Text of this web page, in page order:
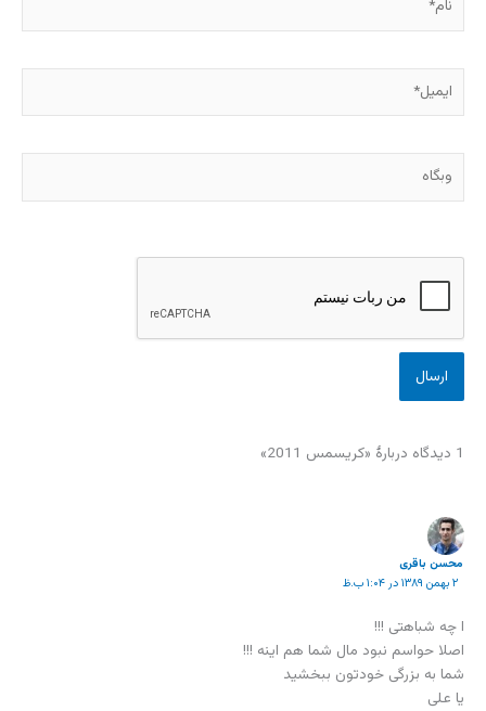
وبگاه
1 دیدگاه دربارهٔ «کریسمس 2011»
محسن باقری
۲ بهمن ۱۳۸۹ در ۱:۰۴ ب.ظ
ا چه شباهتی !!!
اصلا حواسم نبود مال شما هم اینه !!!
شما به بزرگی خودتون ببخشید
یا علی